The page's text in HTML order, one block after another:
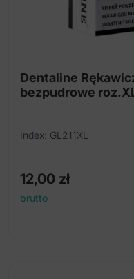
Dentaline
bezpudrowe
Index: GL211XL
12,00 zł
brutto